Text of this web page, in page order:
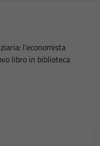
l'economista
libro in biblioteca